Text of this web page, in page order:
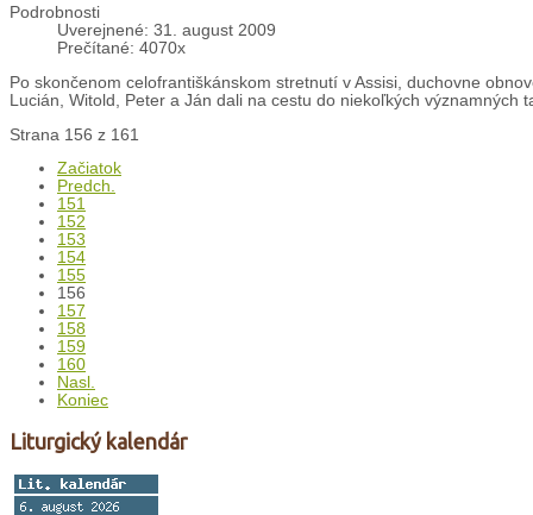
Podrobnosti
Uverejnené: 31. august 2009
Prečítané: 4070x
Po skončenom celofrantiškánskom stretnutí v Assisi, duchovne
Lucián, Witold, Peter a Ján dali na cestu do niekoľkých významných
Strana 156 z 161
Začiatok
Predch.
151
152
153
154
155
156
157
158
159
160
Nasl.
Koniec
Liturgický kalendár